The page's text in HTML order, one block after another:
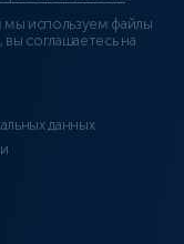
используем файлы
вы соглашаетесь на
данных